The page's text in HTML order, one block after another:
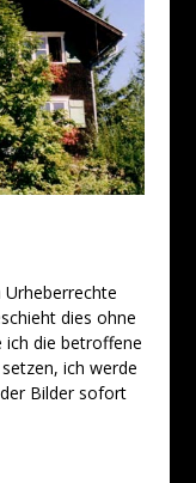
dies ohne
ich die betroffene
ich werde
Bilder sofort